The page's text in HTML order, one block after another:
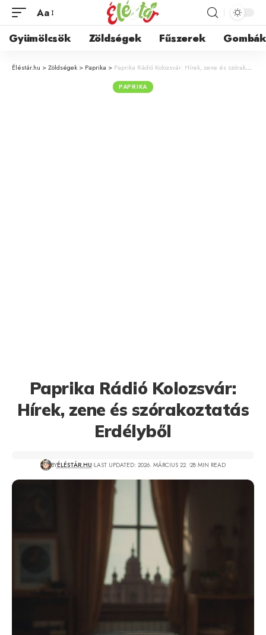
Aa
Gyümölcsök Zöldségek Fűszerek Gombák
Éléstár.hu >Zöldségek > Paprika > Paprika Rádió Kolozsvár: Hírek, zene és szórakoztatás Erdélyből
PAPRIKA
Paprika Rádió Kolozsvár:
Hírek, zene és szórakoztatás
Erdélyből
BYÉLÉSTÁR.HU LAST UPDATED: 2026. MÁRCIUS 22. 28 MIN READ